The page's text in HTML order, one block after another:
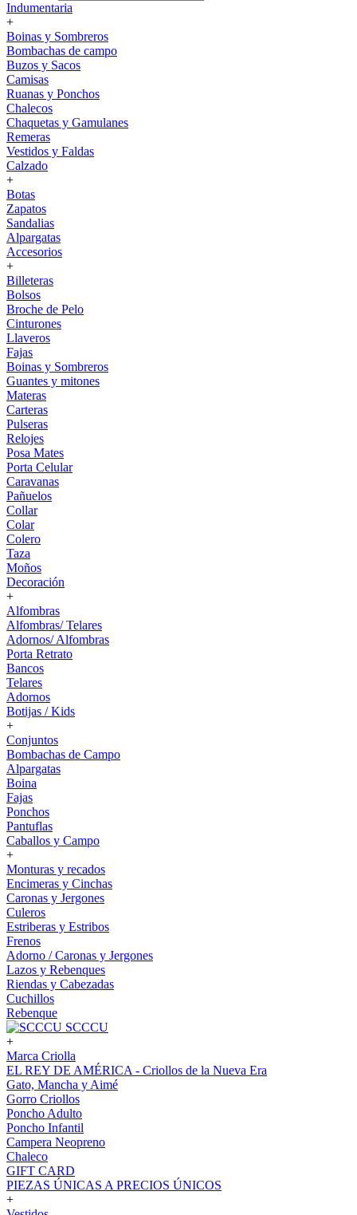
Indumentaria
+
Boinas y Sombreros
Bombachas de campo
Buzos y Sacos
Camisas
Ruanas y Ponchos
Chalecos
Chaquetas y Gamulanes
Remeras
Vestidos y Faldas
Calzado
+
Botas
Zapatos
Sandalias
Alpargatas
Accesorios
+
Billeteras
Bolsos
Broche de Pelo
Cinturones
Llaveros
Fajas
Boinas y Sombreros
Guantes y mitones
Materas
Carteras
Pulseras
Relojes
Posa Mates
Porta Celular
Caravanas
Pañuelos
Collar
Colar
Colero
Taza
Moños
Decoración
+
Alfombras
Alfombras/ Telares
Adornos/ Alfombras
Porta Retrato
Bancos
Telares
Adornos
Botijas / Kids
+
Conjuntos
Bombachas de Campo
Alpargatas
Boina
Fajas
Ponchos
Pantuflas
Caballos y Campo
+
Monturas y recados
Encimeras y Cinchas
Caronas y Jergones
Culeros
Estriberas y Estribos
Frenos
Adorno / Caronas y Jergones
Lazos y Rebenques
Riendas y Cabezadas
Cuchillos
Rebenque
SCCCU
+
Marca Criolla
EL REY DE AMÉRICA - Criollos de la Nueva Era
Gato, Mancha y Aimé
Gorro Criollos
Poncho Adulto
Poncho Infantil
Campera Neopreno
Chaleco
GIFT CARD
PIEZAS ÚNICAS A PRECIOS ÚNICOS
+